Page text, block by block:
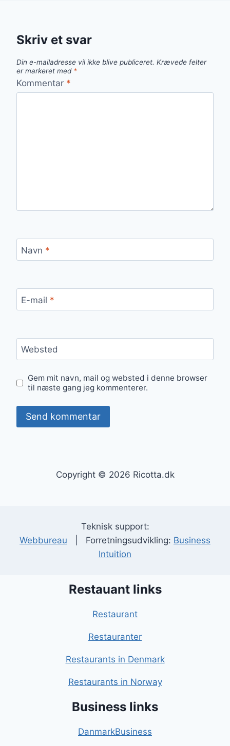
Skriv et svar
Din e-mailadresse vil ikke blive publiceret. Krævede felter
er markeret med *
Kommentar *
Navn *
E-mail *
Websted
Gem mit navn, mail og websted i denne browser
til næste gang jeg kommenterer.
Copyright © 2026 Ricotta.dk
Teknisk support:
Webbureau | Forretningsudvikling: Business
Intuition
Restauant links
Restaurant
Restauranter
Restaurants in Denmark
Restaurants in Norway
Business links
DanmarkBusiness